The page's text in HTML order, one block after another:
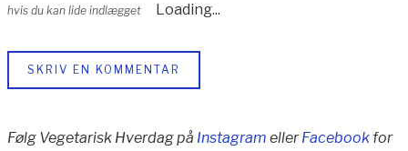
hvis du kan lide indlægget
Loading...
SKRIV EN KOMMENTAR
Følg Vegetarisk Hverdag på Instagram ellerFacebook for